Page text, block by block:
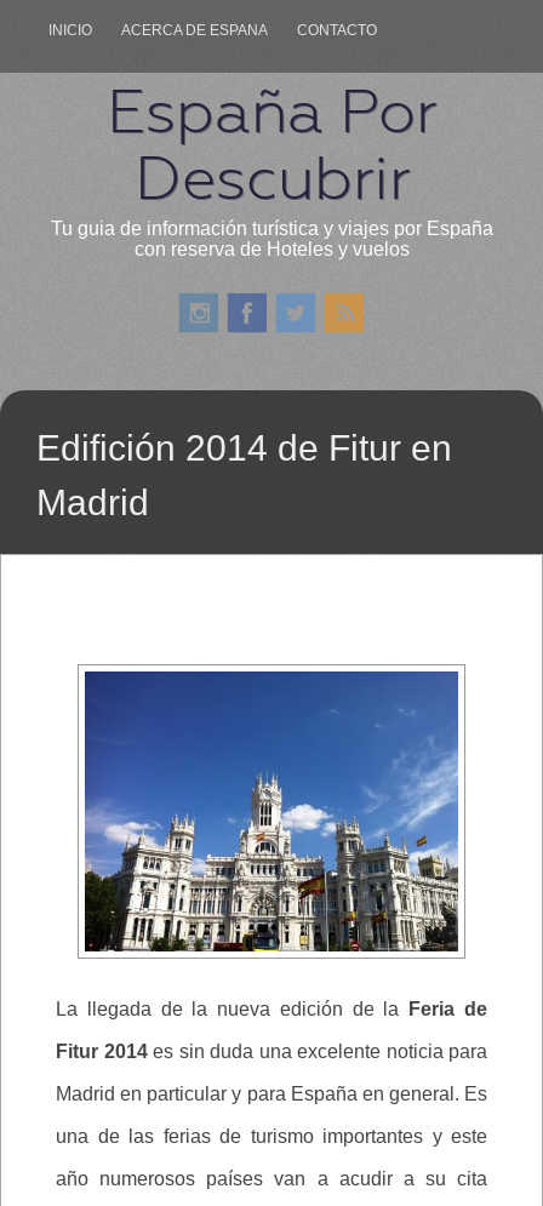
INICIO ACERCA DE ESPANA CONTACTO
España Por
Descubrir
Tu guia de información turística y viajes por España
con reserva de Hoteles y vuelos
Edifición 2014 de Fitur en
Madrid
La llegada de la nueva edición de la Feria de
Fitur 2014es sin duda una excelente noticia para
Madrid en particular y para España en general. Es
una de las ferias de turismo importantes y este
año numerosos países van a acudir a su cita